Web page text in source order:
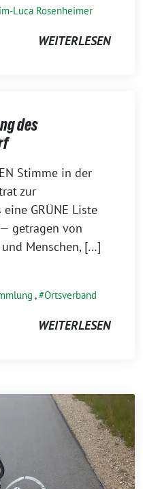
Luca Rosenheimer
WEITERLESEN
des
Stimme in der
zur
GRÜNE Liste
getragen von
Menschen, […]
, Ortsverband
WEITERLESEN